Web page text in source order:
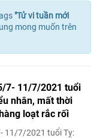
"Tử vi tuần mới
mong muốn trên
7- 11/7/2021 tuổi
nhân, mất thời
loạt rắc rối
11/7/2021 tuổi Tỵ: